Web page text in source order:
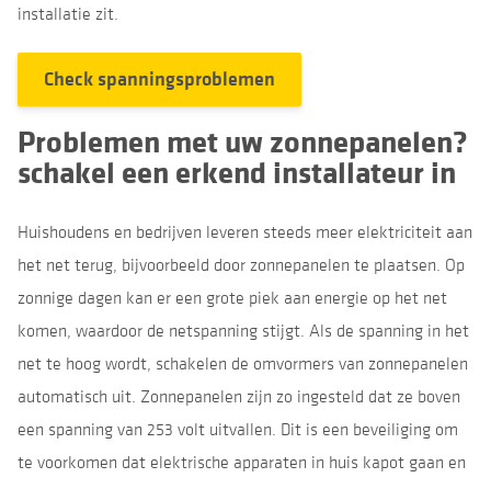
installatie zit.
Check spanningsproblemen
Problemen met uw zonnepanelen?
schakel een erkend installateur in
Huishoudens en bedrijven leveren steeds meer elektriciteit aan
het net terug, bijvoorbeeld door zonnepanelen te plaatsen. Op
zonnige dagen kan er een grote piek aan energie op het net
komen, waardoor de netspanning stijgt. Als de spanning in het
net te hoog wordt, schakelen de omvormers van zonnepanelen
automatisch uit. Zonnepanelen zijn zo ingesteld dat ze boven
een spanning van 253 volt uitvallen. Dit is een beveiliging om
te voorkomen dat elektrische apparaten in huis kapot gaan en